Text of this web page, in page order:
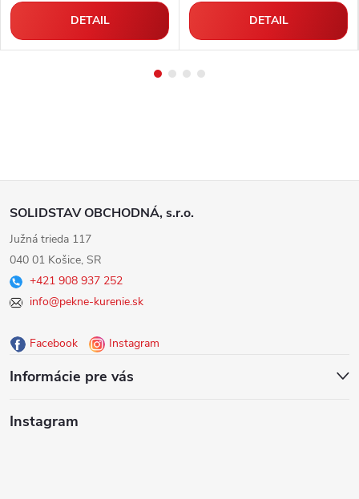
DETAIL DETAIL
Z
á
p
ä
e
SOLIDSTAV OBCHODNÁ, s.r.o.
Južná trieda 117
040 01 Košice, SR
+421 908 937 252
info@pekne-kurenie.sk
Facebook Instagram
Informácie pre vás
Instagram